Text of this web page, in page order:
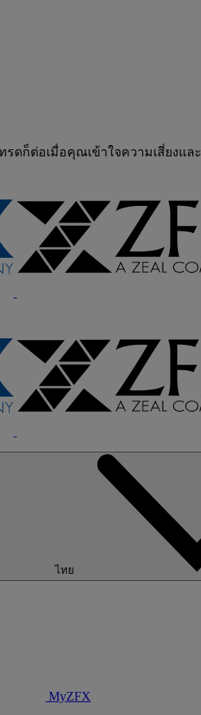
ดก็ต่อเมื่อคุณเข้าใจความเสี่ยงและ
ไทย
MyZFX